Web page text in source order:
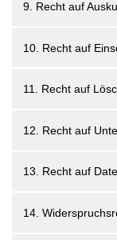
9. Recht auf
10. Recht auf
11. Recht auf
12. Recht auf
13. Recht auf
14.